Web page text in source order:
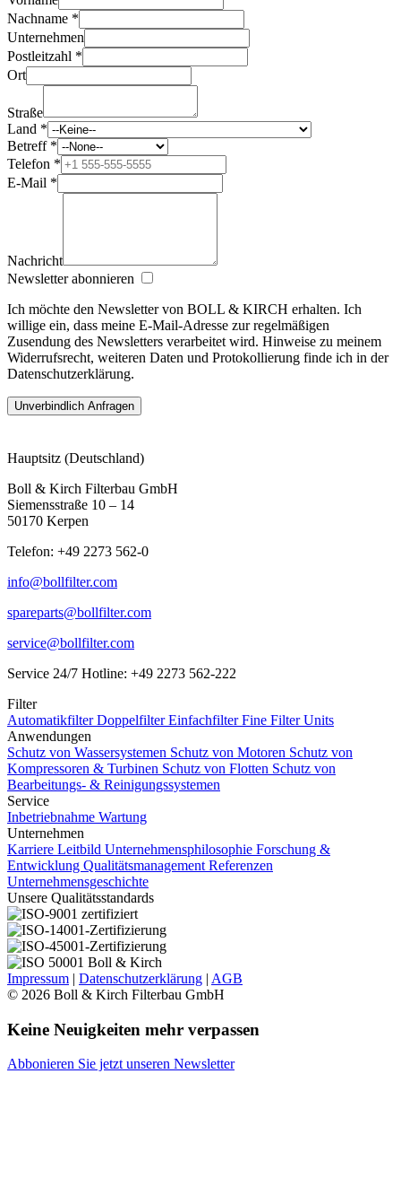
Nachname *
Unternehmen
Postleitzahl *
Ort
Straße
Land *
Betreff *
Telefon *
E-Mail *
Nachricht
Newsletter abonnieren
Ich möchte den Newsletter von BOLL & KIRCH erhalten. Ich
willige ein, dass meine E‑Mail‑Adresse zur regelmäßigen
Zusendung des Newsletters verarbeitet wird. Hinweise zu meinem
Widerrufsrecht, weiteren Daten und Protokollierung finde ich in der
Datenschutzerklärung.
Hauptsitz (Deutschland)
Boll & Kirch Filterbau GmbH
Siemensstraße 10 – 14
50170 Kerpen
Telefon: +49 2273 562-0
info@bollfilter.com
spareparts@bollfilter.com
service@bollfilter.com
Service 24/7 Hotline: +49 2273 562-222
Filter
AutomatikfilterDoppelfilterEinfachfilterFine Filter Units
Anwendungen
Schutz von Wassersystemen Schutz von Motoren Schutz von
Kompressoren & Turbinen Schutz von Flotten Schutz von
Bearbeitungs- & Reinigungssystemen
Service
Inbetriebnahme Wartung
Unternehmen
Karriere Leitbild Unternehmensphilosophie Forschung &
Entwicklung Qualitätsmanagement Referenzen
Unternehmensgeschichte
Unsere Qualitätsstandards
Impressum | Datenschutzerklärung | AGB
© 2026 Boll & Kirch Filterbau GmbH
Keine Neuigkeiten mehr verpassen
Abbonieren Sie jetzt unseren Newsletter